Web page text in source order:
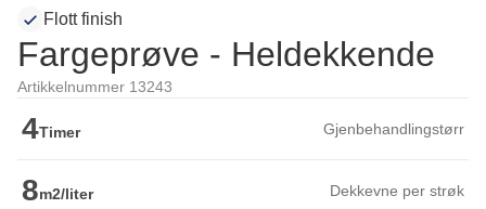
Flott finish
Fargeprøve - Heldekkende
Artikkelnummer 13243
4Timer Gjenbehandlingstørr
8m2/liter Dekkevne per strøk